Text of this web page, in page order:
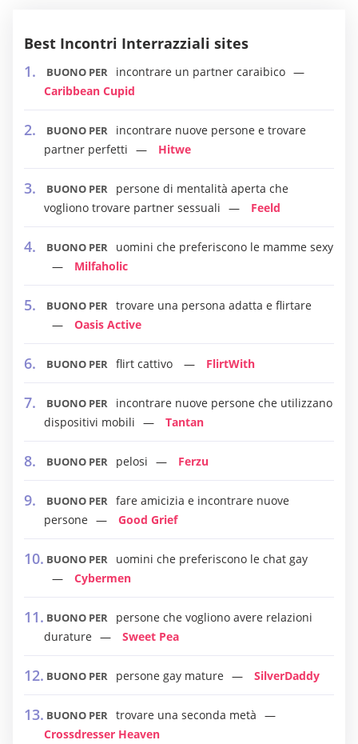
Best Incontri Interrazziali sites
BUONO PER
incontrare un partner caraibico
Caribbean Cupid
BUONO PER
incontrare nuove persone e trovare
partner perfetti
Hitwe
BUONO PER
persone di mentalità aperta che
vogliono trovare partner sessuali
Feeld
BUONO PER
uomini che preferiscono le mamme sexy
Milfaholic
BUONO PER trovare una persona adatta e flirtare
Oasis Active
BUONO PER flirt cattivo FlirtWith
BUONO PER
incontrare nuove persone che utilizzano
dispositivi mobili
Tantan
BUONO PER pelosi Ferzu
BUONO PER fare amicizia e incontrare nuove
persone
Good Grief
BUONO PER
uomini che preferiscono le chat gay
Cybermen
BUONO PER
persone che vogliono avere relazioni
durature
Sweet Pea
BUONO PER persone gay mature SilverDaddy
BUONO PER trovare una seconda metà
Crossdresser Heaven